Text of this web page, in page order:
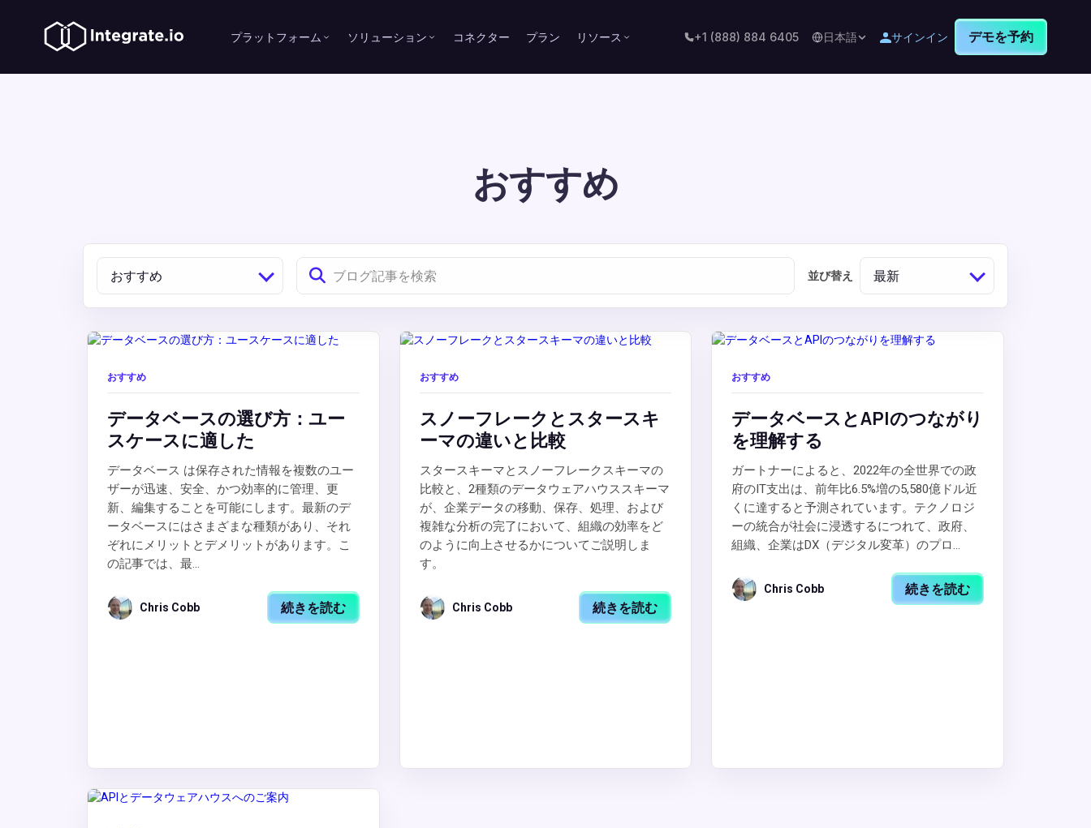
プラットフォーム ソリューション コネクター プラン リソース +1 (888) 884 6405 日本語 サインイン デモを予約
おすすめ
おすすめ 並び替え 最新
おすすめ
データベースの選び方：ユー
スケースに適した
データベース は保存された情報を複数のユー
ザーが迅速、安全、かつ効率的に管理、更
新、編集することを可能にします。最新のデ
ータベースにはさまざまな種類があり、それ
ぞれにメリットとデメリットがあります。こ
の記事では、最...
Chris Cobb 続きを読む
おすすめ
スノーフレークとスタースキ
ーマの違いと比較
スタースキーマとスノーフレークスキーマの
比較と、2種類のデータウェアハウススキーマ
が、企業データの移動、保存、処理、および
複雑な分析の完了において、組織の効率をど
のように向上させるかについてご説明しま
す。
Chris Cobb 続きを読む
おすすめ
データベースとAPIのつながり
を理解する
ガートナーによると、2022年の全世界での政
府のIT支出は、前年比6.5%増の5,580億ドル近
くに達すると予測されています。テクノロジ
ーの統合が社会に浸透するにつれて、政府、
組織、企業はDX（デジタル変革）のプロ...
Chris Cobb 続きを読む